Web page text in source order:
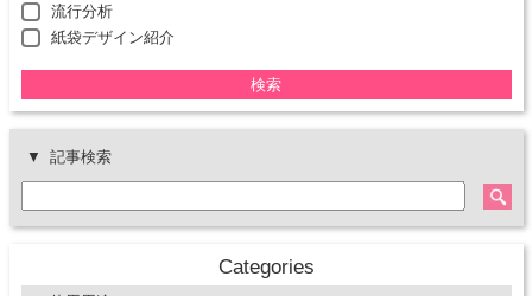
流行分析
紙袋デザイン紹介
検索
記事検索
Categories